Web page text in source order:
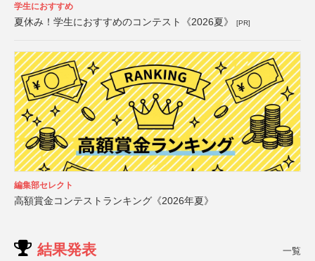
学生におすすめ
夏休み！学生におすすめのコンテスト《2026夏》 [PR]
編集部セレクト
高額賞金コンテストランキング《2026年夏》
結果発表 一覧